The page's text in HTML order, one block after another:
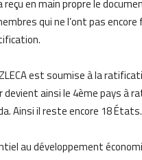
reçu en main propre le
qui ne l’ont pas
est soumise à la
ainsi le 4ème pays à
Ainsi il reste encore 18 États.
au développement